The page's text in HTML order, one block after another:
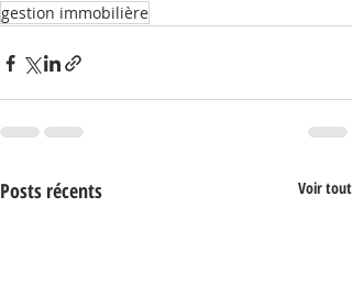
gestion immobilière
Posts récents Voir tout